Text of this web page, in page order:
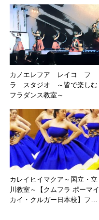
カノエレフア レイコ フ
ラ スタジオ ～皆で楽しむ
フラダンス教室～
カレイヒイマクア～国立・立
川教室～【クムフラ ポーマイ
カイ・クルガー日本校】フ…